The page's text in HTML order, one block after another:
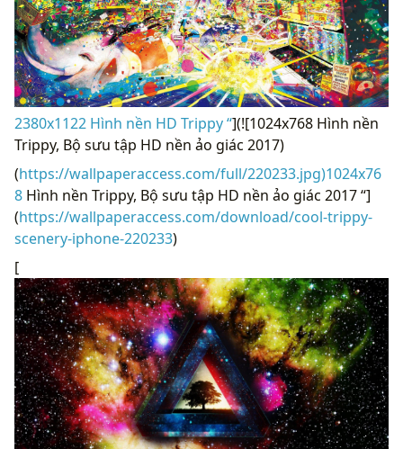
2380x1122 Hình nền HD Trippy “](![1024x768 Hình nền
Trippy, Bộ sưu tập HD nền ảo giác 2017)
(https://wallpaperaccess.com/full/220233.jpg)1024x76
8 Hình nền Trippy, Bộ sưu tập HD nền ảo giác 2017 “]
(https://wallpaperaccess.com/download/cool-trippy-
scenery-iphone-220233)
[